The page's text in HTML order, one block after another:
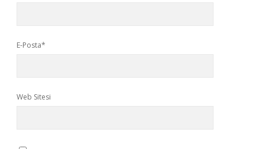
E-Posta*
Web Sitesi